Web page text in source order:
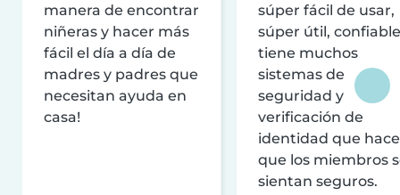
manera de encontrar
niñeras y hacer más
fácil el día a día de
madres y padres que
necesitan ayuda en
casa!
súper fácil de usar,
súper útil,
tiene muchos
sistemas de
seguridad y
verificación de
identidad que
que los miembros
sientan seguros.